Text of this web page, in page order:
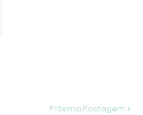
Próxima Postagem